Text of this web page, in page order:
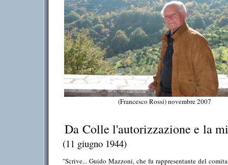
(Francesco Rossi)novembre 2007
Da Colle l'autorizzazione e la
(11 giugno 1944)
"Scrive... Guido Mazzoni, che fu rappresentante del